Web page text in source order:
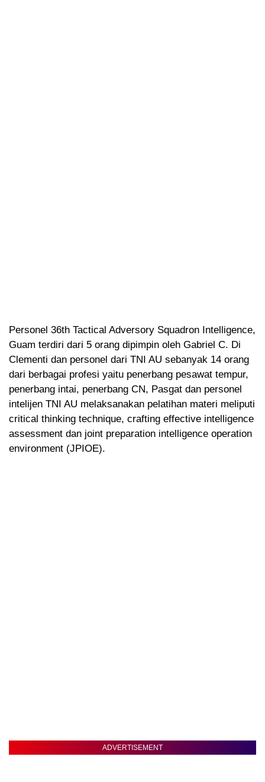
Personel 36th Tactical Adversory Squadron Intelligence,
Guam terdiri dari 5 orang dipimpin oleh Gabriel C. Di
Clementi dan personel dari TNI AU sebanyak 14 orang
dari berbagai profesi yaitu penerbang pesawat tempur,
penerbang intai, penerbang CN, Pasgat dan personel
intelijen TNI AU melaksanakan pelatihan materi meliputi
critical thinking technique, crafting effective intelligence
assessment dan joint preparation intelligence operation
environment (JPIOE).
ADVERTISEMENT